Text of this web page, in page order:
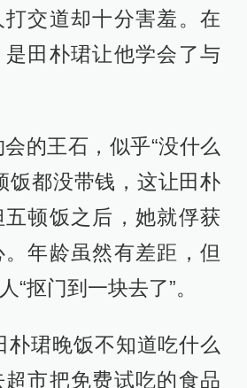
交道却十分害羞。在
田朴珺让他学会了与
王石，似乎“没什么
饭都没带钱，这让田朴
顿饭之后，她就俘获
年龄虽然有差距，但
“抠门到一块去了”。
晚饭不知道吃什么
市把免费试吃的食品